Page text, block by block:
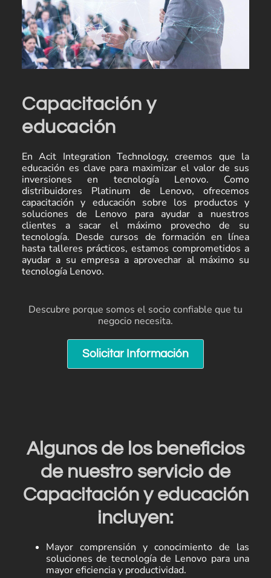
Capacitación y
educación
En Acit Integration Technology, creemos que la
educación es clave para maximizar el valor de sus
inversiones en tecnología Lenovo. Como
distribuidores Platinum de Lenovo, ofrecemos
capacitación y educación sobre los productos y
soluciones de Lenovo para ayudar a nuestros
clientes a sacar el máximo provecho de su
tecnología. Desde cursos de formación en línea
hasta talleres prácticos, estamos comprometidos a
ayudar a su empresa a aprovechar al máximo su
tecnología Lenovo.
Descubre porque somos el socio confiable que tu
negocio necesita.
Solicitar Información
Algunos de los beneficios
de nuestro servicio de
Capacitación y educación
incluyen:
Mayor comprensión y conocimiento de las
soluciones de tecnología de Lenovo para una
mayor eficiencia y productividad.